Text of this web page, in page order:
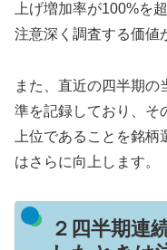
上げ増加率が100%を
注意深く調査する価値
また、直近の四半期の
準を記録しており、そ
上位であることを銘
はさらに向上します。
２四半期連